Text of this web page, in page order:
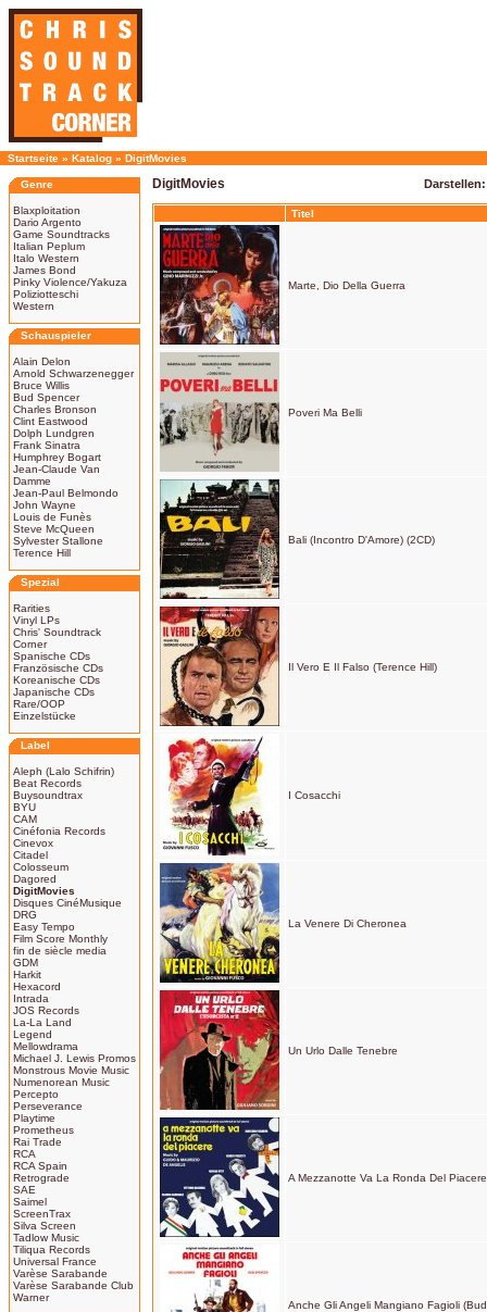
Startseite » Katalog » DigitMovies
Genre
Blaxploitation
Dario Argento
Game Soundtracks
Italian Peplum
Italo Western
James Bond
Pinky Violence/Yakuza
Poliziotteschi
Western
Schauspieler
Alain Delon
Arnold Schwarzenegger
Bruce Willis
Bud Spencer
Charles Bronson
Clint Eastwood
Dolph Lundgren
Frank Sinatra
Humphrey Bogart
Jean-Claude Van
Damme
Jean-Paul Belmondo
John Wayne
Louis de Funès
Steve McQueen
Sylvester Stallone
Terence Hill
Spezial
Rarities
Vinyl LPs
Chris' Soundtrack
Corner
Spanische CDs
Französische CDs
Koreanische CDs
Japanische CDs
Rare/OOP
Einzelstücke
Label
Aleph (Lalo Schifrin)
Beat Records
Buysoundtrax
BYU
CAM
Cinéfonia Records
Cinevox
Citadel
Colosseum
Dagored
DigitMovies
Disques CinéMusique
DRG
Easy Tempo
Film Score Monthly
fin de siècle media
GDM
Harkit
Hexacord
Intrada
JOS Records
La-La Land
Legend
Mellowdrama
Michael J. Lewis Promos
Monstrous Movie Music
Numenorean Music
Percepto
Perseverance
Playtime
Prometheus
Rai Trade
RCA
RCA Spain
Retrograde
SAE
Saimel
ScreenTrax
Silva Screen
Tadlow Music
Tiliqua Records
Universal France
Varèse Sarabande
Varèse Sarabande Club
Warner
DigitMovies Darstellen:
Titel
Marte, Dio Della Guerra
Poveri Ma Belli
Bali (Incontro D'Amore) (2CD)
Il Vero E Il Falso (Terence Hill)
I Cosacchi
La Venere Di Cheronea
Un Urlo Dalle Tenebre
A Mezzanotte Va La Ronda Del Piacere
Anche Gli Angeli Mangiano Fagioli